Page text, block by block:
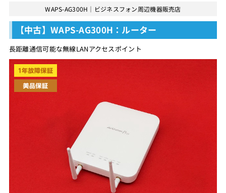
WAPS-AG300H｜ビジネスフォン周辺機器販売店
【中古】WAPS-AG300H：ルーター
長距離通信可能な無線LANアクセスポイント